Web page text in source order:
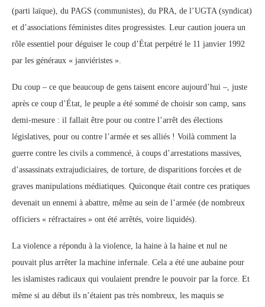
(parti laïque), du PAGS (communistes), du PRA, de l’UGTA (syndicat)
et d’associations féministes dites progressistes. Leur caution jouera un
rôle essentiel pour déguiser le coup d’État perpétré le 11 janvier 1992
par les généraux « janviéristes ».
Du coup – ce que beaucoup de gens taisent encore aujourd’hui –, juste
après ce coup d’État, le peuple a été sommé de choisir son camp, sans
demi-mesure : il fallait être pour ou contre l’arrêt des élections
législatives, pour ou contre l’armée et ses alliés ! Voilà comment la
guerre contre les civils a commencé, à coups d’arrestations massives,
d’assassinats extrajudiciaires, de torture, de disparitions forcées et de
graves manipulations médiatiques. Quiconque était contre ces pratiques
devenait un ennemi à abattre, même au sein de l’armée (de nombreux
officiers « réfractaires » ont été arrêtés, voire liquidés).
La violence a répondu à la violence, la haine à la haine et nul ne
pouvait plus arrêter la machine infernale. Cela a été une aubaine pour
les islamistes radicaux qui voulaient prendre le pouvoir par la force. Et
même si au début ils n’étaient pas très nombreux, les maquis se